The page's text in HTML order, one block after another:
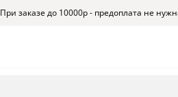
При заказе до 10000р - предоплата не